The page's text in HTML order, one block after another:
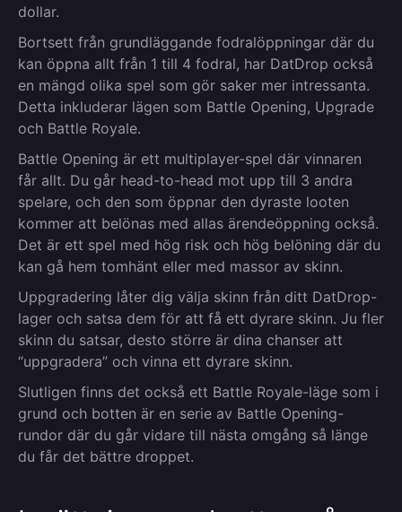
dollar.
Bortsett från grundläggande fodralöppningar där du
kan öppna allt från 1 till 4 fodral, har DatDrop också
en mängd olika spel som gör saker mer intressanta.
Detta inkluderar lägen som Battle Opening, Upgrade
och Battle Royale.
Battle Opening är ett multiplayer-spel där vinnaren
får allt. Du går head-to-head mot upp till 3 andra
spelare, och den som öppnar den dyraste looten
kommer att belönas med allas ärendeöppning också.
Det är ett spel med hög risk och hög belöning där du
kan gå hem tomhänt eller med massor av skinn.
Uppgradering låter dig välja skinn från ditt DatDrop-
lager och satsa dem för att få ett dyrare skinn. Ju fler
skinn du satsar, desto större är dina chanser att
“uppgradera” och vinna ett dyrare skinn.
Slutligen finns det också ett Battle Royale-läge som i
grund och botten är en serie av Battle Opening-
rundor där du går vidare till nästa omgång så länge
du får det bättre droppet.